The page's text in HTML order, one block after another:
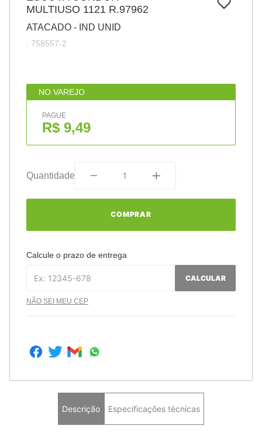
MULTIUSO 1121 R.97962
ATACADO - IND UNID
: 758557-2
NO VAREJO
PAGUE
R$ 9,49
Quantidade
COMPRAR
Calcule o prazo de entrega
CALCULAR
NÃO SEI MEU CEP
Descrição Especificações técnicas
papel
cola
barbante